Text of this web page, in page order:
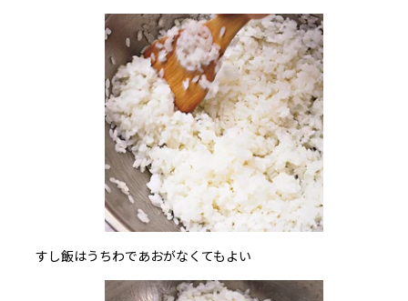
すし飯はうちわであおがなくてもよい